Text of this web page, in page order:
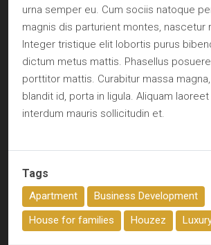
urna semper eu. Cum sociis natoque
magnis dis parturient montes, nascetur
Integer tristique elit lobortis purus
dictum metus mattis. Phasellus
porttitor mattis. Curabitur massa
blandit id, porta in ligula. Aliquam
interdum mauris sollicitudin et.
Tags
Apartment
Business Development
House for families
Houzez